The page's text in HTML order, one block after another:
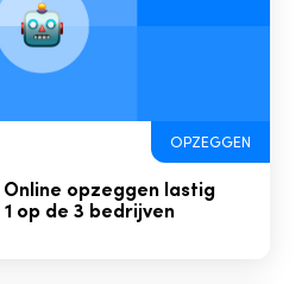
OPZEGGEN
opzeggen lastig
op de 3 bedrijven